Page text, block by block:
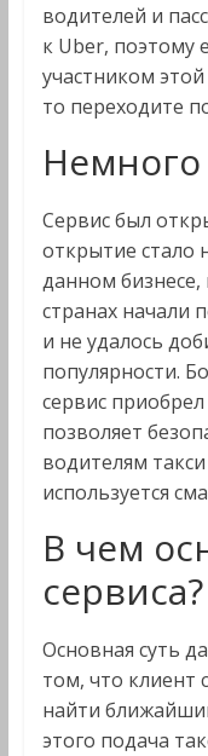
водителей и
к Uber, поэтому
участником
то переходите
Сервис был
открытие стало
данном бизнесе,
странах начали
и не удалось
популярности.
сервис
позволяет
водителям
используется
В чем
сервиса?
Основная суть
том, что клиент
найти
этого подача